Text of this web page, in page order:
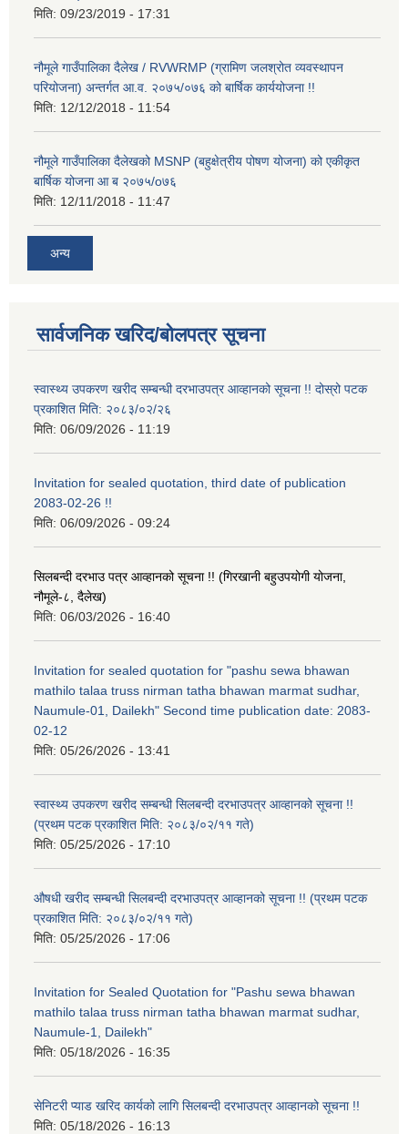
मिति: 09/23/2019 - 17:31
नौमूले गाउँपालिका दैलेख / RVWRMP (ग्रामिण जलश्रोत व्यवस्थापन
परियोजना) अन्तर्गत आ.व. २०७५/०७६ को बार्षिक कार्ययोजना !!
मिति: 12/12/2018 - 11:54
नौमूले गाउँपालिका दैलेखको MSNP (बहुक्षेत्रीय पोषण योजना) को एकीकृत
बार्षिक योजना आ ब २०७५/o७६
मिति: 12/11/2018 - 11:47
अन्य
सार्वजनिक खरिद/बोलपत्र सूचना
स्वास्थ्य उपकरण खरीद सम्बन्धी दरभाउपत्र आव्हानको सूचना !! दोस्रो पटक
प्रकाशित मिति: २०८३/०२/२६
मिति: 06/09/2026 - 11:19
Invitation for sealed quotation, third date of publication
2083-02-26 !!
मिति: 06/09/2026 - 09:24
सिलबन्दी दरभाउ पत्र आव्हानको सूचना !! (गिरखानी बहुउपयोगी योजना,
नौमूले-८, दैलेख)
मिति: 06/03/2026 - 16:40
Invitation for sealed quotation for "pashu sewa bhawan
mathilo talaa truss nirman tatha bhawan marmat sudhar,
Naumule-01, Dailekh" Second time publication date: 2083-
02-12
मिति: 05/26/2026 - 13:41
स्वास्थ्य उपकरण खरीद सम्बन्धी सिलबन्दी दरभाउपत्र आव्हानको सूचना !!
(प्रथम पटक प्रकाशित मिति: २०८३/०२/११ गते)
मिति: 05/25/2026 - 17:10
औषधी खरीद सम्बन्धी सिलबन्दी दरभाउपत्र आव्हानको सूचना !! (प्रथम पटक
प्रकाशित मिति: २०८३/०२/११ गते)
मिति: 05/25/2026 - 17:06
Invitation for Sealed Quotation for "Pashu sewa bhawan
mathilo talaa truss nirman tatha bhawan marmat sudhar,
Naumule-1, Dailekh"
मिति: 05/18/2026 - 16:35
सेनिटरी प्याड खरिद कार्यको लागि सिलबन्दी दरभाउपत्र आव्हानको सूचना !!
मिति: 05/18/2026 - 16:13